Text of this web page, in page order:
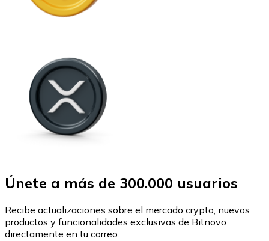
Únete a más de 300.000 usuarios
Recibe actualizaciones sobre el mercado crypto, nuevos
productos y funcionalidades exclusivas de Bitnovo
directamente en tu correo.